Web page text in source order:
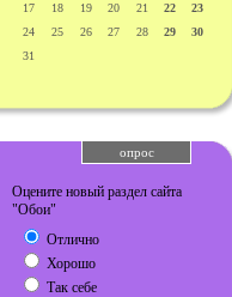
17
18 19 20 21 22
23
24
25 26 27 28 29
30
31
опрос
Оцените новый раздел сайта
"Обои"
Отлично
Хорошо
Так себе